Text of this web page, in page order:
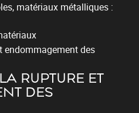
matériaux métalliques :
endommagement des
RUPTURE ET
DES